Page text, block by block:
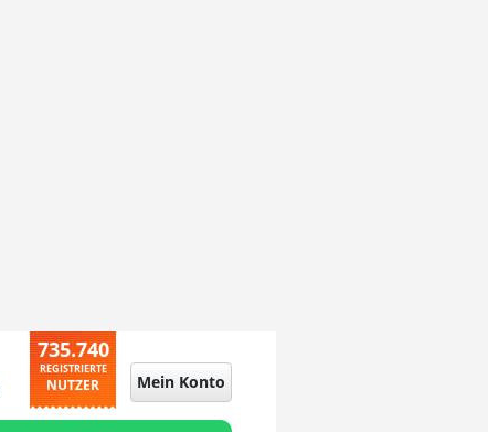
735.740
REGISTRIERTE
NUTZER Mein Konto